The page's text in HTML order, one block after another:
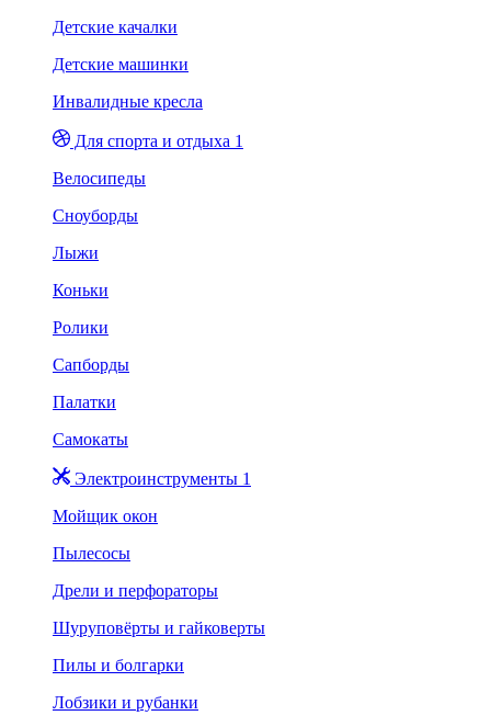
Детские качалки
Детские машинки
Инвалидные кресла
Для спорта и отдыха 1
Велосипеды
Сноуборды
Лыжи
Коньки
Ролики
Сапборды
Палатки
Самокаты
Электроинструменты 1
Мойщик окон
Пылесосы
Дрели и перфораторы
Шуруповёрты и гайковерты
Пилы и болгарки
Лобзики и рубанки